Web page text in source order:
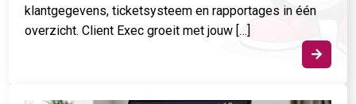
klantgegevens, ticketsysteem en rapportages in één
overzicht. Client Exec groeit met jouw […]
